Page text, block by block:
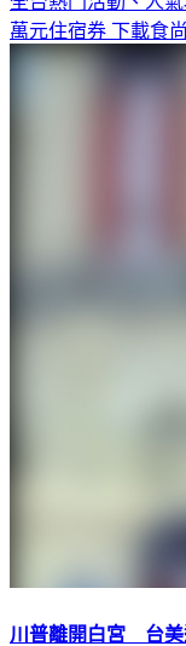
萬元住宿券 下載食
川普離開白宮 台美